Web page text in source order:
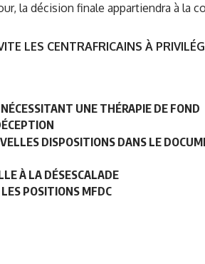
la décision finale appartiendra à la
LES CENTRAFRICAINS À
UNE THÉRAPIE DE FOND
DISPOSITIONS DANS LE
À LA DÉSESCALADE
POSITIONS MFDC